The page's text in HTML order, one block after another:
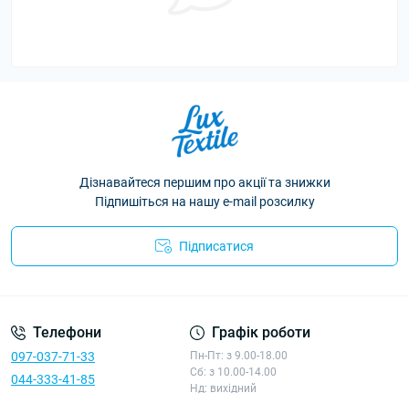
Дізнавайтеся першим про акції та знижки
Підпишіться на нашу e-mail розсилку
Підписатися
Телефони
097-037-71-33
044-333-41-85
Графік роботи
Пн-Пт: з 9.00-18.00
Сб: з 10.00-14.00
Нд: вихідний